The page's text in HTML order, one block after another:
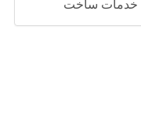
خدمات ساخت